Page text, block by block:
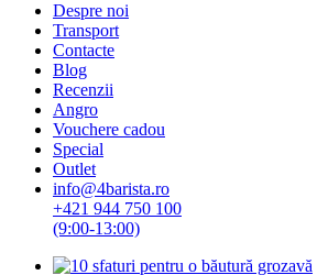
Despre noi
Transport
Contacte
Blog
Recenzii
Angro
Vouchere cadou
Special
Outlet
info@4barista.ro
+421 944 750 100
(9:00-13:00)